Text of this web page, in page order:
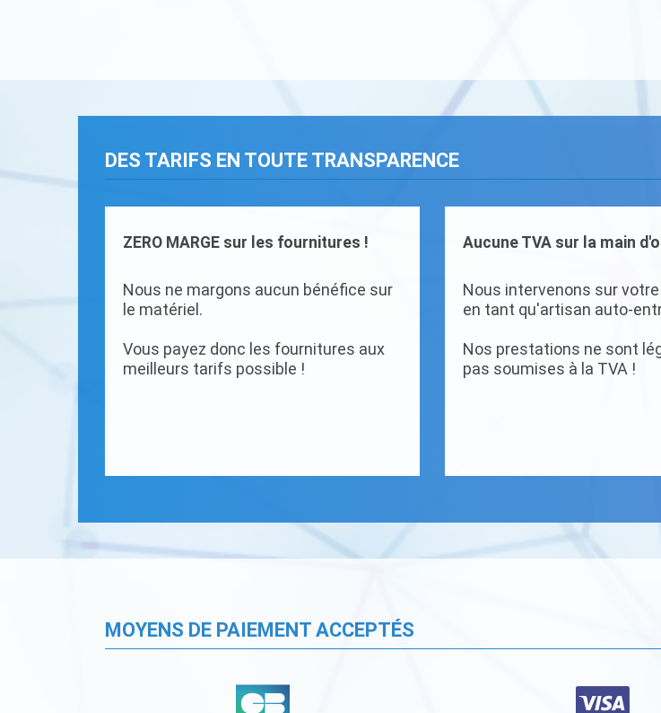
DES TARIFS EN TOUTE TRANSPARENCE
ZERO MARGE sur les fournitures !
Nous ne margons aucun bénéfice sur
le matériel.
Vous payez donc les fournitures aux
meilleurs tarifs possible !
Aucune TVA sur la main
Nous intervenons sur
en tant qu'artisan auto-
Nos prestations ne sont
pas soumises à la TVA !
MOYENS DE PAIEMENT ACCEPTÉS